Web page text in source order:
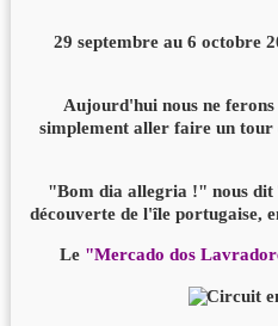
29 septembre au 6 octobre
Aujourd'hui nous ne ferons
simplement aller faire un tour
"Bom dia allegria !" nous dit
découverte de l'île portugaise,
Le "Mercado dos